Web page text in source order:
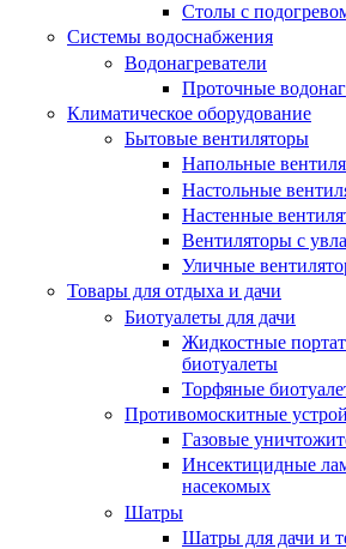
Столы с
Системы водоснабжения
Водонагреватели
Проточные
Климатическое оборудование
Бытовые вентиляторы
Напольные
Настольные
Настенные
Вентиляторы с
Уличные
Товары для отдыха и дачи
Биотуалеты для дачи
Жидкостные
биотуалеты
Торфяные
Противомоскитные
Газовые
Инсектицидные
насекомых
Шатры
Шатры для дачи и